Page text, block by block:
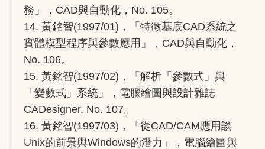
務」，CAD與自動化，No. 105。
14. 黃銘智(1997/01)，「特徵基底CAD系統之
實體模型程序與參數應用」，CAD與自動化，
No. 106。
15. 黃銘智(1997/02)，「解析「參數式」與
「變數式」系統」，電腦繪圖與設計雜誌
CADesigner, No. 107。
16. 黃銘智(1997/03)，「從CAD/CAM應用談
Unix的前景與Windows的潛力」，電腦繪圖與